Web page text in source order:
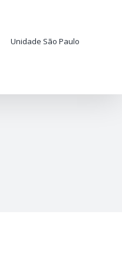
Unidade São Paulo